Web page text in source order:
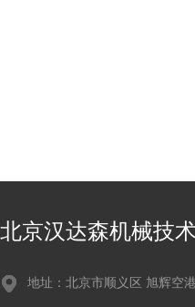
北京汉达森机械技
地址：北京市顺义区 旭辉空